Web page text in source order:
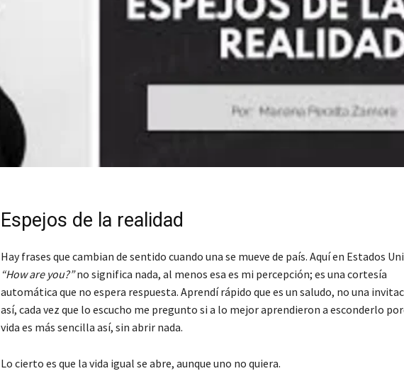
Espejos de la realidad
Hay frases que cambian de sentido cuando una se mueve de país. Aquí en Estados
“How are you?”no significa nada, al menos esa es mi percepción; es una cortesía
automática que no espera respuesta. Aprendí rápido que es un saludo, no una
así, cada vez que lo escucho me pregunto si a lo mejor aprendieron a esconderlo
vida es más sencilla así, sin abrir nada.
Lo cierto es que la vida igual se abre, aunque uno no quiera.